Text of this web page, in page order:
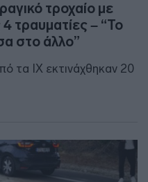
τροχαίο με
τραυματίες – “Το
στο άλλο”
τα ΙΧ εκτινάχθηκαν 20